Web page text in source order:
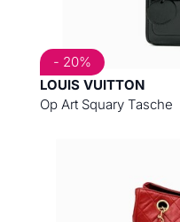
LOUIS VUITTON
Op Art Squary Tasche
- 20%